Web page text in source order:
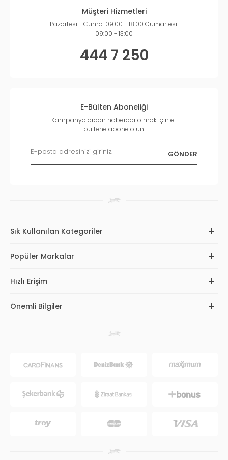
Müşteri Hizmetleri
Pazartesi - Cuma: 09:00 - 18:00 Cumartesi:
09:00 - 13:00
444 7 250
E-Bülten Aboneliği
Kampanyalardan haberdar olmak için e-
bültene abone olun.
Sık Kullanılan Kategoriler
Popüler Markalar
Hızlı Erişim
Önemli Bilgiler